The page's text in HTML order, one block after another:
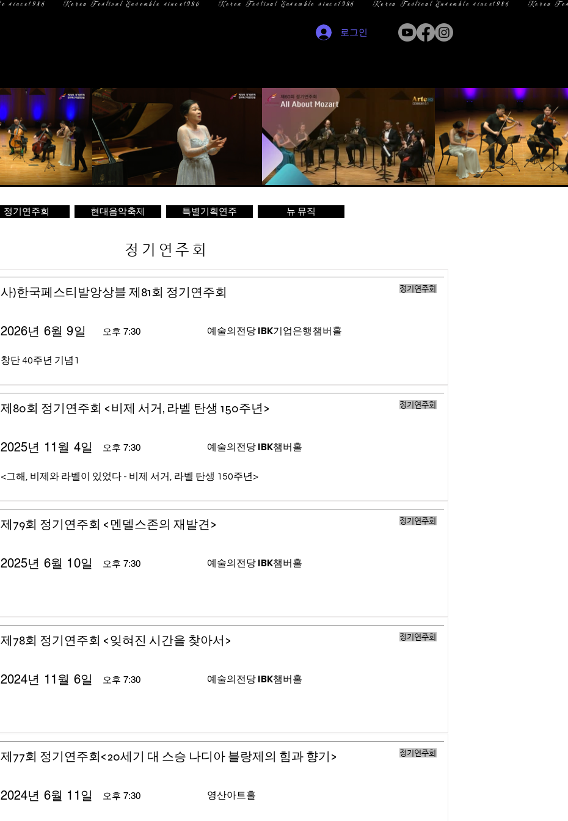
로그인
정기연주회 현대음악축제 특별기획연주 뉴 뮤직
정기연주회
정기연주회
사)한국페스티발앙상블 제81회 정기연주회
오후 7:30
2026년 6월 9일 예술의전당 IBK기업은행챔버홀
창단 40주년 기념1
정기연주회
제80회 정기연주회 <비제 서거, 라벨 탄생 150주년>
오후 7:30
2025년 11월 4일 예술의전당 IBK챔버홀
<그해, 비제와 라벨이 있었다 - 비제 서거, 라벨 탄생 150주년>
정기연주회
제79회 정기연주회 <멘델스존의 재발견>
오후 7:30
2025년 6월 10일 예술의전당 IBK챔버홀
정기연주회
제78회 정기연주회 <잊혀진 시간을 찾아서>
오후 7:30
2024년 11월 6일 예술의전당 IBK챔버홀
정기연주회
제77회 정기연주회<20세기 대 스승 나디아 블랑제의 힘과 향기>
오후 7:30
2024년 6월 11일 영산아트홀